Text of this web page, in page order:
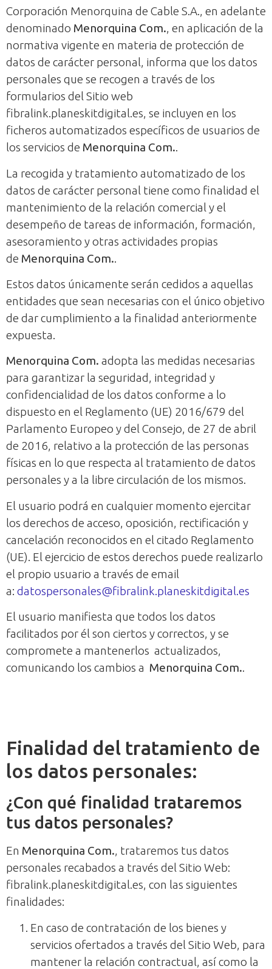
Corporación Menorquina de Cable S.A., en adelante
denominado Menorquina Com., en aplicación de la
normativa vigente en materia de protección de
datos de carácter personal, informa que los datos
personales que se recogen a través de los
formularios del Sitio web
fibralink.planeskitdigital.es, se incluyen en los
ficheros automatizados específicos de usuarios de
los servicios de Menorquina Com..
La recogida y tratamiento automatizado de los
datos de carácter personal tiene como finalidad el
mantenimiento de la relación comercial y el
desempeño de tareas de información, formación,
asesoramiento y otras actividades propias
de Menorquina Com..
Estos datos únicamente serán cedidos a aquellas
entidades que sean necesarias con el único objetivo
de dar cumplimiento a la finalidad anteriormente
expuesta.
Menorquina Com. adopta las medidas necesarias
para garantizar la seguridad, integridad y
confidencialidad de los datos conforme a lo
dispuesto en el Reglamento (UE) 2016/679 del
Parlamento Europeo y del Consejo, de 27 de abril
de 2016, relativo a la protección de las personas
físicas en lo que respecta al tratamiento de datos
personales y a la libre circulación de los mismos.
El usuario podrá en cualquier momento ejercitar
los derechos de acceso, oposición, rectificación y
cancelación reconocidos en el citado Reglamento
(UE). El ejercicio de estos derechos puede realizarlo
el propio usuario a través de email
a: datospersonales@fibralink.planeskitdigital.es
El usuario manifiesta que todos los datos
facilitados por él son ciertos y correctos, y se
compromete a mantenerlos actualizados,
comunicando los cambios a Menorquina Com..
Finalidad del tratamiento de
los datos personales:
¿Con qué finalidad trataremos
tus datos personales?
En Menorquina Com., trataremos tus datos
personales recabados a través del Sitio Web:
fibralink.planeskitdigital.es, con las siguientes
finalidades:
En caso de contratación de los bienes y
servicios ofertados a través del Sitio Web, para
mantener la relación contractual, así como la